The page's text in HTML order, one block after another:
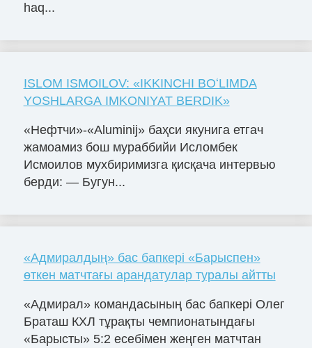
haq...
ISLOM ISMOILOV: «IKKINCHI BOʻLIMDA
YOSHLARGA IMKONIYAT BERDIK»
«Нефтчи»-«Aluminij» баҳси якунига етгач
жамоамиз бош мураббийи Исломбек
Исмоилов мухбиримизга қисқача интервью
берди: — Бугун...
«Адмиралдың» бас бапкері «Барыспен»
өткен матчтағы арандатулар туралы айтты
«Адмирал» командасының бас бапкері Олег
Браташ КХЛ тұрақты чемпионатындағы
«Барысты» 5:2 есебімен жеңген матчтан